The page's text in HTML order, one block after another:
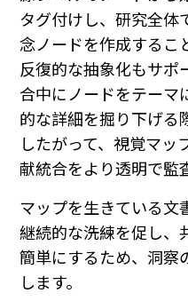
タグ付けし、研究全体
念ノードを作成するこ
反復的な抽象化もサポ
合中にノードをテーマ
的な詳細を掘り下げる
したがって、視覚マッ
献統合をより透明で監
マップを生きている文
継続的な洗練を促し、
簡単にするため、洞察
します。